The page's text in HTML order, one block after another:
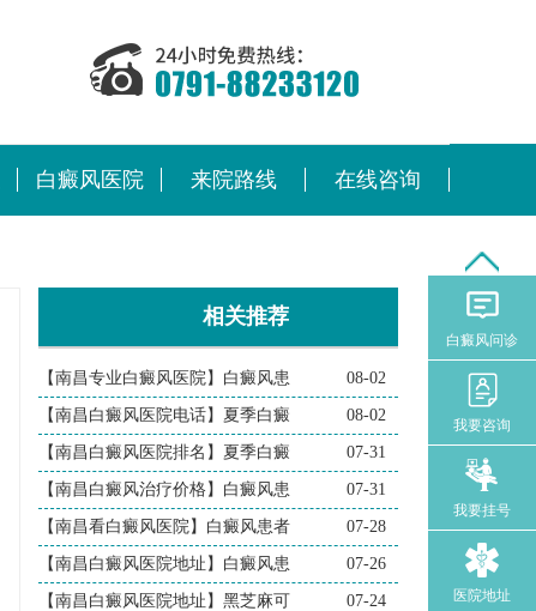
白癜风医院 来院路线 在线咨询
相关推荐
【南昌专业白癜风医院】白癜风患 08-02
【南昌白癜风医院电话】夏季白癜 08-02
【南昌白癜风医院排名】夏季白癜 07-31
【南昌白癜风治疗价格】白癜风患 07-31
【南昌看白癜风医院】白癜风患者 07-28
【南昌白癜风医院地址】白癜风患 07-26
【南昌白癜风医院地址】黑芝麻可 07-24
白癜风问诊
我要咨询
我要挂号
医院地址